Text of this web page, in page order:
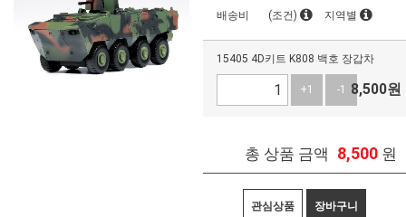
배송비
(조건) 지역별
15405 4D키트 K808 백호 장갑차
+1 -1 8,500원
총 상품 금액 8,500 원
관심상품 장바구니